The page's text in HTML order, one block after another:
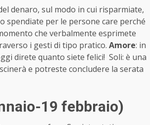
denaro, sul modo in cui risparmiate,
spendiate per le persone care perché
che verbalmente esprimete
i gesti di tipo pratico. Amore: in
direte quanto siete felici! Soli: è una
e potreste concludere la serata
19 febbraio)